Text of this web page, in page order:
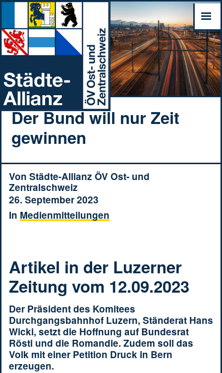
Der Bund will nur Zeit
gewinnen
Von Städte-Allianz ÖV Ost- und
Zentralschweiz
26. September 2023
In Medienmitteilungen
Artikel in der Luzerner
Zeitung vom 12.09.2023
Der Präsident des Komitees
Durchgangsbahnhof Luzern, Ständerat Hans
Wicki, setzt die Hoffnung auf Bundesrat
Rösti und die Romandie. Zudem soll das
Volk mit einer Petition Druck in Bern
erzeugen.